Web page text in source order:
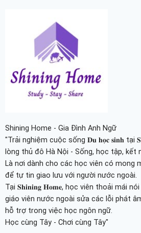
Shining Home - Gia Đình Anh Ngữ
"Trải nghiệm cuộc sống 𝐃𝐮 𝐡𝐨̣𝐜 𝐬𝐢𝐧𝐡 tại
lòng thủ đô Hà Nội - Sống, học tập, kết
Là nơi dành cho các học viên có mong
để tự tin giao lưu với người nước ngoài.
Tại 𝐒𝐡𝐢𝐧𝐢𝐧𝐠 𝐇𝐨𝐦𝐞, học viên thoải mái
giáo viên nước ngoài sửa các lỗi phát
hỗ trợ trong việc học ngôn ngữ.
Học cùng Tây - Chơi cùng Tây"